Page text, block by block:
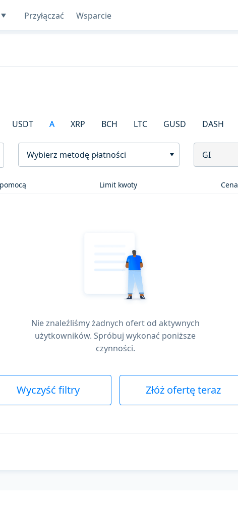
Przyłączać Wsparcie
USDT A XRP BCH LTC GUSD DASH
Wybierz metodę płatności GI
Limit kwoty Cena
Nie znaleźliśmy żadnych ofert od aktywnych
użytkowników. Spróbuj wykonać poniższe
czynności.
Wyczyść filtry Złóż ofertę teraz